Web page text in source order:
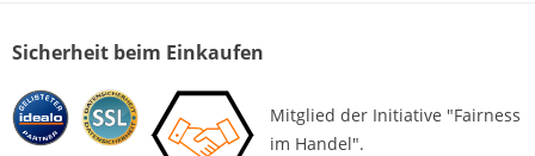
Sicherheit beim Einkaufen
Mitglied der Initiative "Fairness
im Handel".